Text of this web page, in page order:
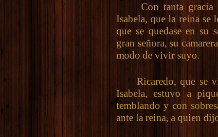
Con tanta gracia y
Isabela, que la reina se
que se quedase en su
gran señora, su
modo de vivir suyo.
Ricaredo, que se
Isabela, estuvo a
temblando y con
ante la reina, a quien